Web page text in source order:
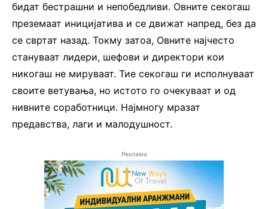
бидат бестрашни и непобедливи. Овните секогаш
преземаат иницијатива и се движат напред, без да
се свртат назад. Токму затоа, Овните најчесто
стануваат лидери, шефови и директори кои
никогаш не мируваат. Тие секогаш ги исполнуваат
своите ветувања, но истото го очекуваат и од
нивните соработници. Најмногу мразат
предавства, лаги и малодушност.
Реклама